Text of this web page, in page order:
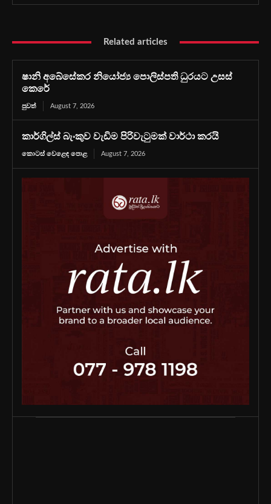
Related articles
ෂානි අබේසේකර නියෝජ්‍ය පොලිස්පති ධුරයට උසස්
කෙරේ
පුවත් August 7, 2026
කාර්ගිල්ස් බැංකුව වැඩිම පිරිවැටුමක් වාර්ථා කරයි
කොටස් වෙළෙඳ පොළ August 7, 2026